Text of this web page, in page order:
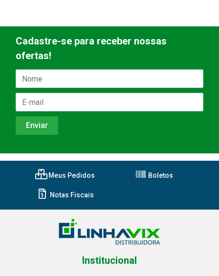
Cadastre-se para receber nossas
ofertas!
Meus Pedidos Boletos
Notas Fiscais
Institucional